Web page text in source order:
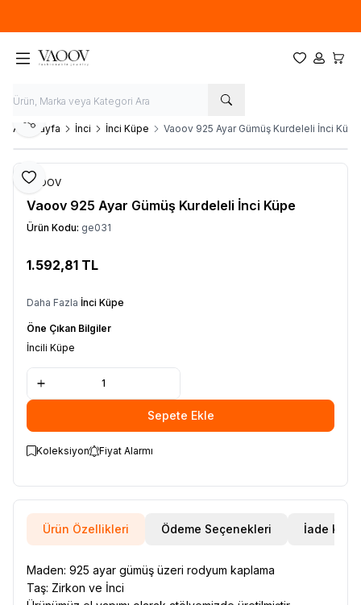
Favorilerim
Hesabım
Ana Sayfa İnci İnci Küpe Vaoov 925 Ayar Gümüş Kurdeleli İnci Küpe
Favoriye Ekle
Paylaş
VAOOV
Vaoov 925 Ayar Gümüş Kurdeleli İnci Küpe
Ürün Kodu: ge031
1.592,81 TL
Daha Fazla İnci Küpe
Öne Çıkan Bilgiler
İncili Küpe
Sepete Ekle
Koleksiyon Fiyat Alarmı
Ürün Özellikleri Ödeme Seçenekleri İade
Maden: 925 ayar gümüş üzeri rodyum kaplama
Taş: Zirkon ve İnci